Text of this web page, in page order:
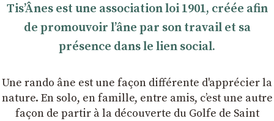
TisʼÂnes est une association loi 1901, créée afin
de promouvoir lʼâne par son travail et sa
présence dans le lien social.
Une rando âne est une façon différente d'apprécier la
nature. En solo, en famille, entre amis, cʼest une autre
façon de partir à la découverte du Golfe de Saint